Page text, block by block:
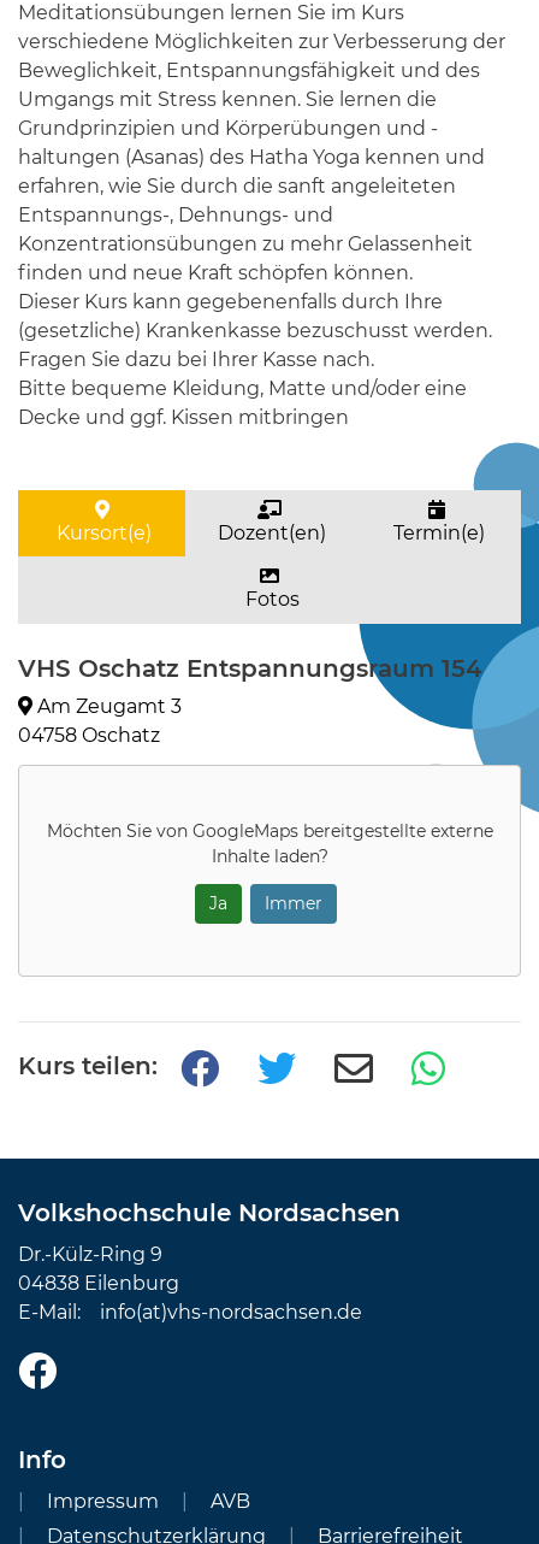
Meditationsübungen lernen Sie im Kurs
verschiedene Möglichkeiten zur Verbesserung der
Beweglichkeit, Entspannungsfähigkeit und des
Umgangs mit Stress kennen. Sie lernen die
Grundprinzipien und Körperübungen und -
haltungen (Asanas) des Hatha Yoga kennen und
erfahren, wie Sie durch die sanft angeleiteten
Entspannungs-, Dehnungs- und
Konzentrationsübungen zu mehr Gelassenheit
finden und neue Kraft schöpfen können.
Dieser Kurs kann gegebenenfalls durch Ihre
(gesetzliche) Krankenkasse bezuschusst werden.
Fragen Sie dazu bei Ihrer Kasse nach.
Bitte bequeme Kleidung, Matte und/oder eine
Decke und ggf. Kissen mitbringen
Kursort(e) Dozent(en) Termin(e)
Fotos
VHS Oschatz Entspannungsraum 154
Am Zeugamt 3
04758 Oschatz
Möchten Sie von GoogleMapsbereitgestellte externe
Inhalte laden?
Ja Immer
Kurs teilen:
Volkshochschule Nordsachsen
Dr.-Külz-Ring 9
04838 Eilenburg
E-Mail: info(at)vhs-nordsachsen.de
Info
Impressum
AVB
Datenschutzerklärung
Barrierefreiheit